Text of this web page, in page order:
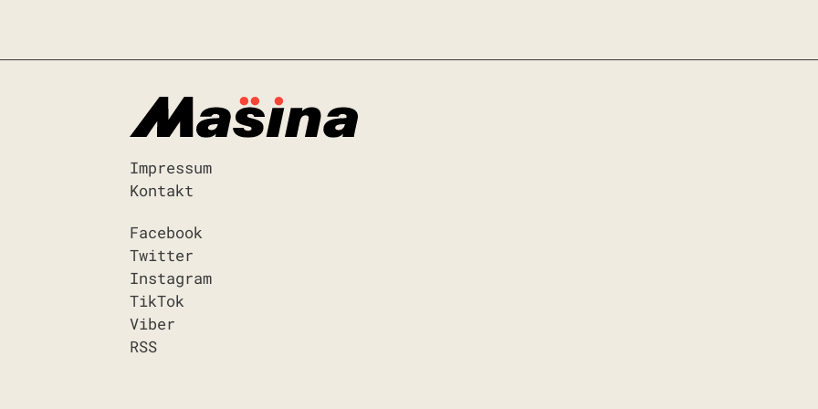
Impressum
Kontakt
Facebook
Twitter
Instagram
TikTok
Viber
RSS